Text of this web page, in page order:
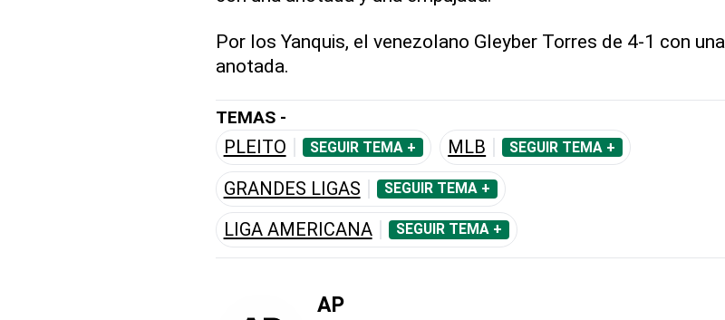
Por los Yanquis, el venezolano Gleyber Torres de 4-1 con una
anotada.
TEMAS -
PLEITO SEGUIR TEMA + MLB SEGUIR TEMA +
GRANDES LIGAS SEGUIR TEMA +
LIGA AMERICANA SEGUIR TEMA +
AP